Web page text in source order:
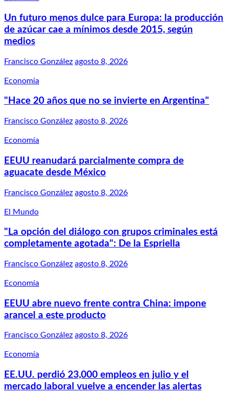
Un futuro menos dulce para Europa: la producción
de azúcar cae a mínimos desde 2015, según
medios
Francisco González agosto 8, 2026
Economía
"Hace 20 años que no se invierte en Argentina"
Francisco González agosto 8, 2026
Economía
EEUU reanudará parcialmente compra de
aguacate desde México
Francisco González agosto 8, 2026
El Mundo
"La opción del diálogo con grupos criminales está
completamente agotada": De la Espriella
Francisco González agosto 8, 2026
Economía
EEUU abre nuevo frente contra China: impone
arancel a este producto
Francisco González agosto 8, 2026
Economía
EE.UU. perdió 23,000 empleos en julio y el
mercado laboral vuelve a encender las alertas